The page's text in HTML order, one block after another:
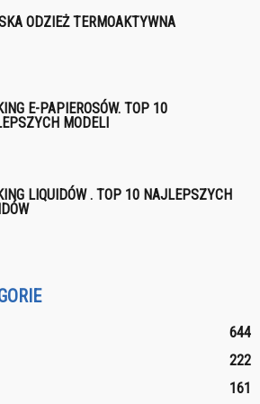
ODZIEŻ TERMOAKTYWNA
E-PAPIEROSÓW. TOP 10
MODELI
LIQUIDÓW . TOP 10 NAJLEPSZYCH
644
222
161